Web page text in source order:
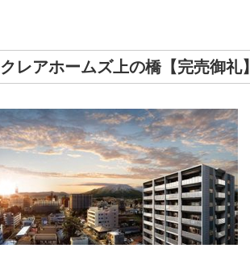
クレアホームズ上の橋【完売御礼】